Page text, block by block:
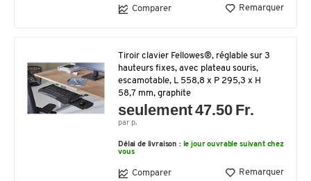
Comparer Remarquer
Tiroir clavier Fellowes®, réglable sur 3
hauteurs fixes, avec plateau souris,
escamotable, L 558,8 x P 295,3 x H
58,7 mm, graphite
seulement 47.50 Fr.
par p.
Délai de livraison : le jour ouvrable suivant chez
vous
Comparer Remarquer